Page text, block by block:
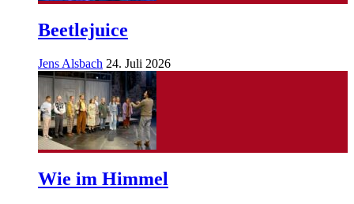
Beetlejuice
Jens Alsbach 24. Juli 2026
Wie im Himmel